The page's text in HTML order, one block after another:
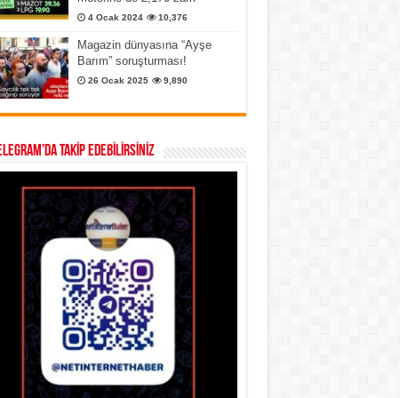
4 Ocak 2024 10,376
Magazin dünyasına “Ayşe
Barım” soruşturması!
26 Ocak 2025 9,890
TAKİP EDEBİLİRSİNİZ